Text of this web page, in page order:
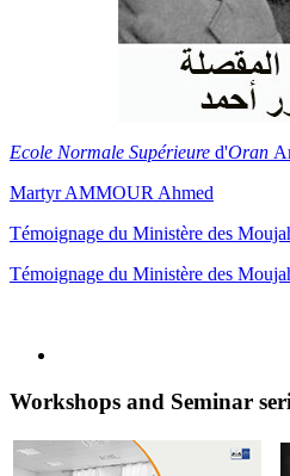
Ecole Normale Supérieure d'Oran
Martyr AMMOUR Ahmed
Témoignage du Ministère des
Témoignage du Ministère des
Workshops and Seminar